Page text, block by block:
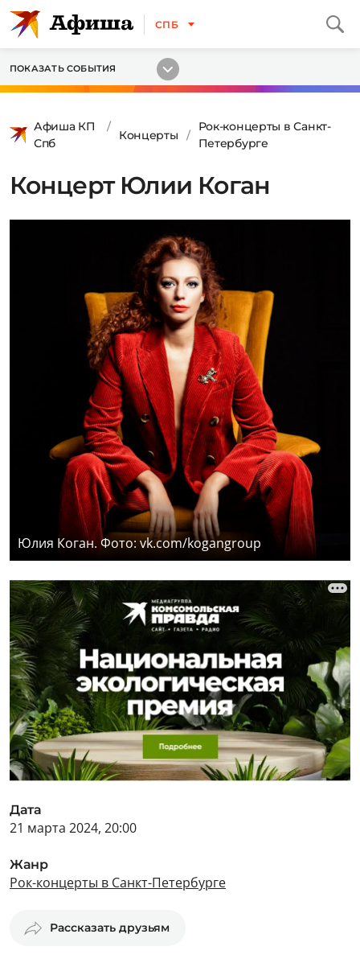
СПБ
ПОКАЗАТЬ СОБЫТИЯ
Афиша КП
Спб
Концерты
Рок-концерты в Санкт-
Петербурге
Концерт Юлии Коган
Юлия Коган. Фото: vk.com/kogangroup
Дата
21 марта 2024, 20:00
Жанр
Рок-концерты в Санкт-Петербурге
Рассказать друзьям